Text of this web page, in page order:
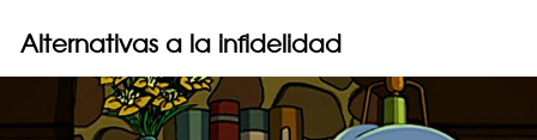
Alternativas a la infidelidad